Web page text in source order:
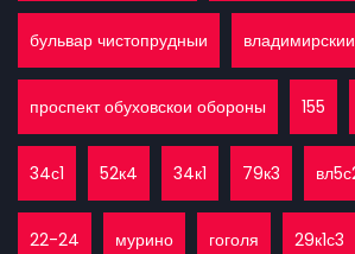
бульвар чистопрудныи
проспект обуховскои обороны 155
34с1 52к4 34к1 79к3
22-24 мурино гоголя 29к1с3